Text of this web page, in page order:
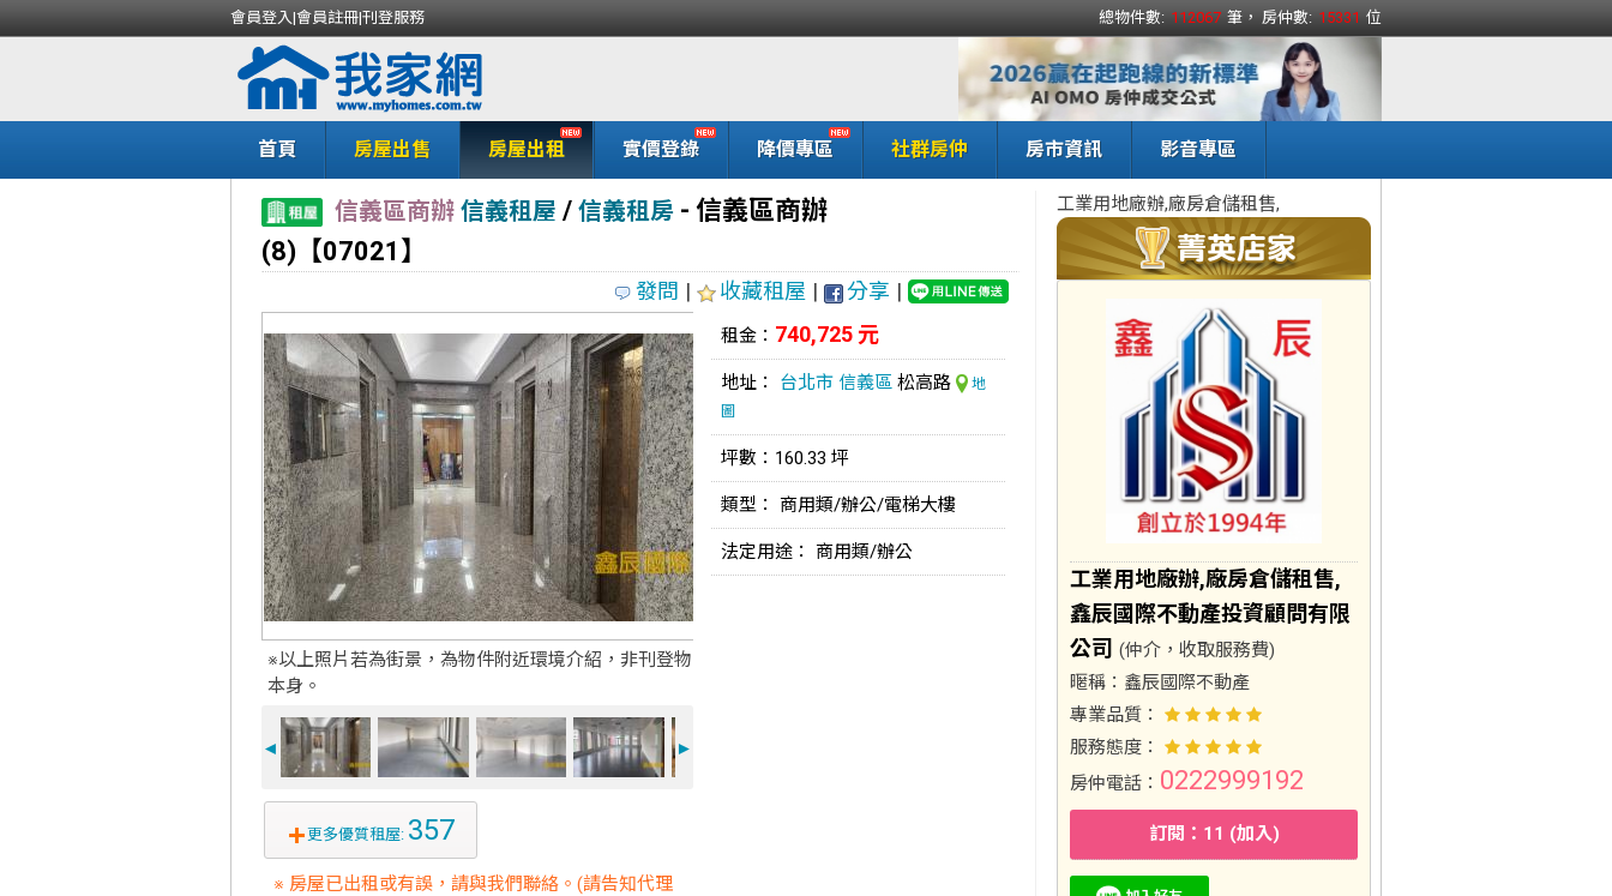
會員登入|會員註冊|刊登服務 總物件數: 112067 筆， 房仲數: 15331 位
首頁 房屋出售 房屋出租 實價登錄 降價專區 社群房仲 房市資訊 影音專區
信義區商辦 信義租屋 / 信義租房- 信義區商辦
(8)【07021】
發問 | 收藏租屋 | 分享 |
※以上照片若為街景，為物件附近環境介紹，非刊登物
本身。
◄ ►
更多優質租屋: 357
※ 房屋已出租或有誤，請與我們聯絡。(請告知代理
租金： 740,725 元
地址： 台北市 信義區 松高路
地
圖
坪數：160.33 坪
類型： 商用類/辦公/電梯大樓
法定用途： 商用類/辦公
工業用地廠辦,廠房倉儲租售,
工業用地廠辦,廠房倉儲租售,
鑫辰國際不動產投資顧問有限
公司 (仲介，收取服務費)
暱稱： 鑫辰國際不動產
專業品質：
服務態度：
房仲電話： 0222999192
訂閱：11 (加入)